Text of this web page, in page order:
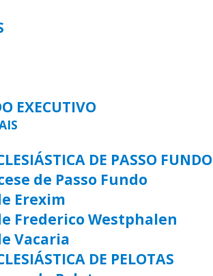
EXECUTIVO
DE PASSO FUNDO
de Passo Fundo
Erexim
Frederico Westphalen
Vacaria
DE PELOTAS